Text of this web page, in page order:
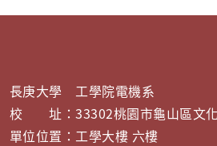
長庚大學 工學院電機系
校 址：33302桃園市龜山區文
單位位置：工學大樓 六樓